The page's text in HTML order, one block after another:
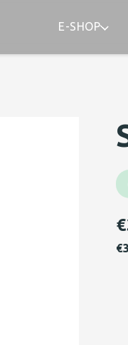
E-SHOP
€
€